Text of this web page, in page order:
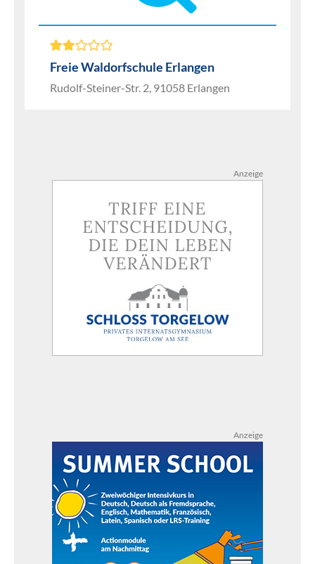
Freie Waldorfschule Erlangen
Rudolf-Steiner-Str. 2, 91058 Erlangen
Anzeige
Anzeige